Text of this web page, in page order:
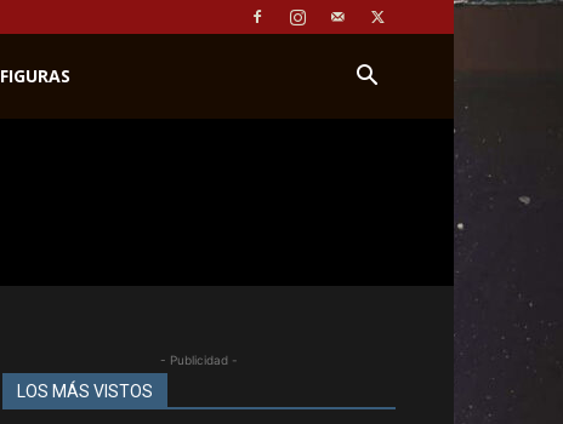
FIGURAS
- Publicidad -
LOS MÁS VISTOS